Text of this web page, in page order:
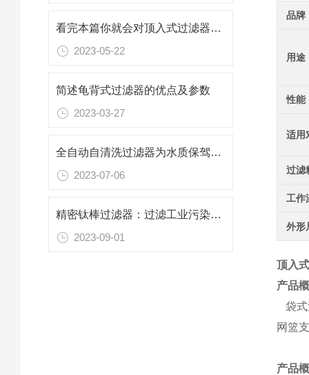
看完本篇你就会对顶入式过滤器有更多了解
2023-05-22
简述龟背式过滤器的优点及参数
2023-03-27
全自动自清洗过滤器为水质保驾护航
2023-07-06
精密钛棒过滤器：过滤工业污染，保护生态环境
2023-09-01
品牌
用途
性能
适用
过滤
工作
外形
顶入
产品
袋
网篮
产品